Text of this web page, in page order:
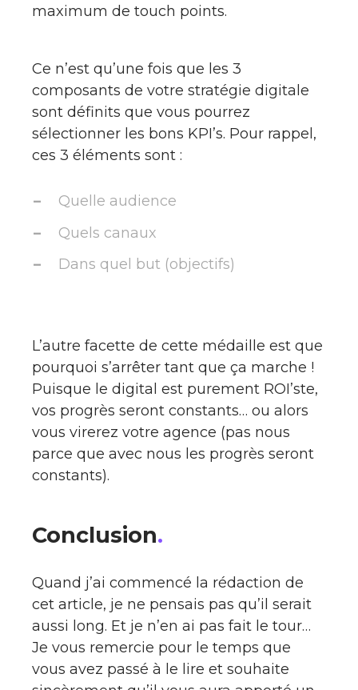
maximum de touch points.
Ce n’est qu’une fois que les 3
composants de votre stratégie digitale
sont définits que vous pourrez
sélectionner les bons KPI’s. Pour rappel,
ces 3 éléments sont :
Quelle audience
Quels canaux
Dans quel but (objectifs)
L’autre facette de cette médaille est que
pourquoi s’arrêter tant que ça marche !
Puisque le digital est purement ROI’ste,
vos progrès seront constants… ou alors
vous virerez votre agence (pas nous
parce que avec nous les progrès seront
constants).
Conclusion.
Quand j’ai commencé la rédaction de
cet article, je ne pensais pas qu’il serait
aussi long. Et je n’en ai pas fait le tour…
Je vous remercie pour le temps que
vous avez passé à le lire et souhaite